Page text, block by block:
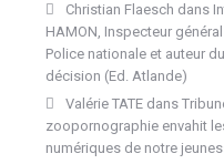
Christian Flaesch dans
HAMON, Inspecteur
Police nationale et auteur
décision (Ed. Atlande)
Valérie TATE dans
zoopornographie envahit
numériques de notre